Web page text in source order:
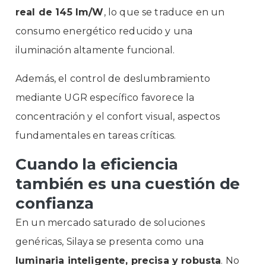
real de 145 lm/W, lo que se traduce en un
consumo energético reducido y una
iluminación altamente funcional.
Además, el control de deslumbramiento
mediante UGR específico favorece la
concentración y el confort visual, aspectos
fundamentales en tareas críticas.
Cuando la eficiencia
también es una cuestión de
confianza
En un mercado saturado de soluciones
genéricas, Silaya se presenta como una
luminaria inteligente, precisa y robusta. No